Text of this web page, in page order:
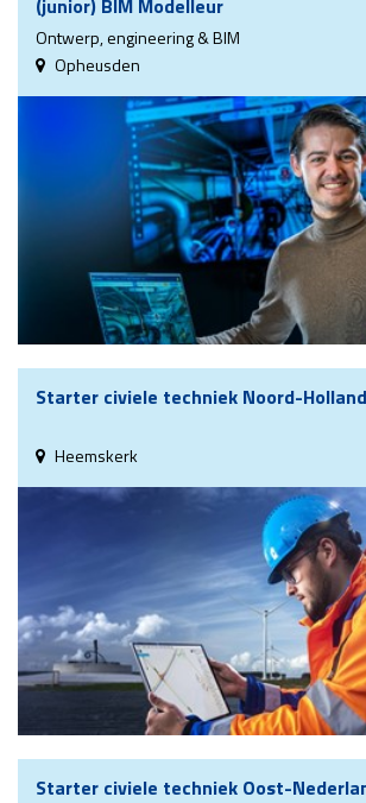
(junior) BIM Modelleur
Ontwerp, engineering & BIM
Opheusden
Starter civiele techniek Noord-Holland
Heemskerk
Starter civiele techniek Oost-